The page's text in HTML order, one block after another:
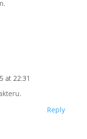
at 22:31
Reply